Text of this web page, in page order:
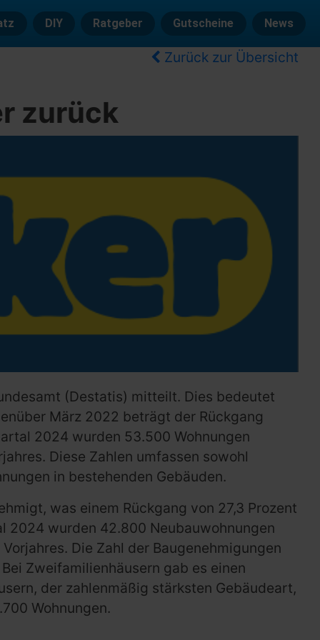
DIY Ratgeber Gutscheine News
Zurück zur Übersicht
zurück
(Destatis) mitteilt. Dies bedeutet
März 2022 beträgt der Rückgang
2024 wurden 53.500 Wohnungen
Diese Zahlen umfassen sowohl
in bestehenden Gebäuden.
was einem Rückgang von 27,3 Prozent
2024 wurden 42.800 Neubauwohnungen
Die Zahl der Baugenehmigungen
Zweifamilienhäusern gab es einen
der zahlenmäßig stärksten Gebäudeart,
Wohnungen.